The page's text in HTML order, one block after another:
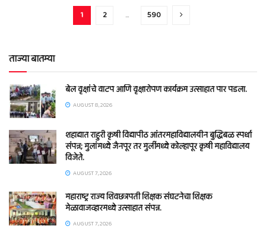
1 2 … 590
ताज्या बातम्या
बेल वृक्षांचे वाटप आणि वृक्षारोपण कार्यक्रम उत्साहात पार पडला.
AUGUST 8, 2026
शहाद्यात राहुरी कृषी विद्यापीठ आंतरमहाविद्यालयीन बुद्धिबळ स्पर्धा
संपन्न; मुलांमध्ये जैनपूर तर मुलींमध्ये कोल्हापूर कृषी महाविद्यालय
विजेते.
AUGUST 7, 2026
महाराष्ट्र राज्य शिवछत्रपती शिक्षक संघटनेचा शिक्षक
मेळावाजव्हारमध्ये उत्साहात संपन्न.
AUGUST 7, 2026